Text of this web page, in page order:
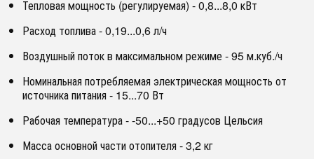
Тепловая мощность (регулируемая) - 0,8...8,0 кВт
Расход топлива - 0,19...0,6 л/ч
Воздушный поток в максимальном режиме - 95 м.куб./ч
Номинальная потребляемая электрическая мощность от
источника питания - 15...70 Вт
Рабочая температура - -50...+50 градусов Цельсия
Масса основной части отопителя - 3,2 кг